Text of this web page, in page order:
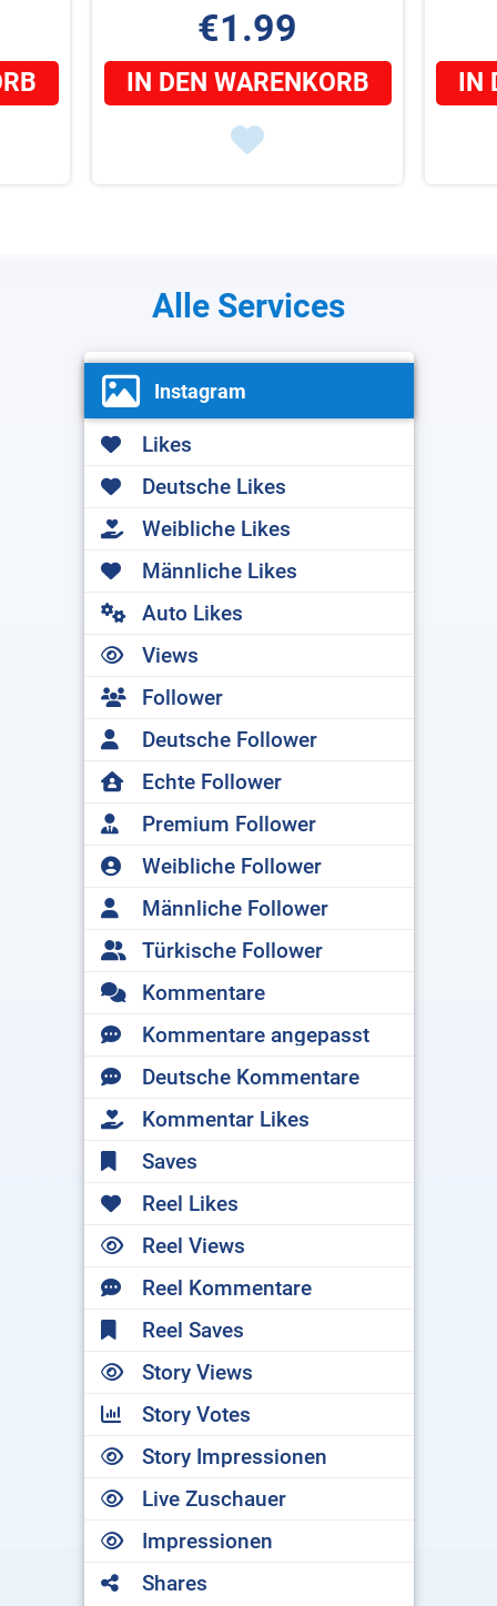
€1.99
IN DEN WARENKORB
Alle Services
Instagram
Likes
Deutsche Likes
Weibliche Likes
Männliche Likes
Auto Likes
Views
Follower
Deutsche Follower
Echte Follower
Premium Follower
Weibliche Follower
Männliche Follower
Türkische Follower
Kommentare
Kommentare angepasst
Deutsche Kommentare
Kommentar Likes
Saves
Reel Likes
Reel Views
Reel Kommentare
Reel Saves
Story Views
Story Votes
Story Impressionen
Live Zuschauer
Impressionen
Shares